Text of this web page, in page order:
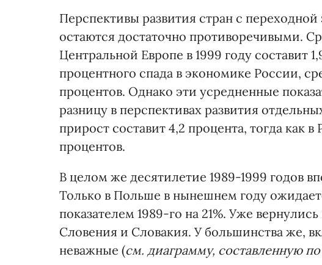
Перспективы развития стран с
остаются достаточно противоречивыми.
Центральной Европе в 1999 году составит
процентного спада в экономике России,
процентов. Однако эти усредненные
разницу в перспективах развития
прирост составит 4,2 процента, тогда как
процентов.
В целом же десятилетие 1989-1999 годов
Только в Польше в нынешнем году
показателем 1989-го на 21%. Уже
Словения и Словакия. У большинства же,
неважные (см. диаграмму, составленную